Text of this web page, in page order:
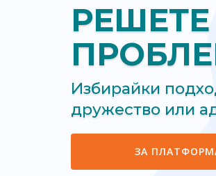
Избирайки
дружество или
ЗА